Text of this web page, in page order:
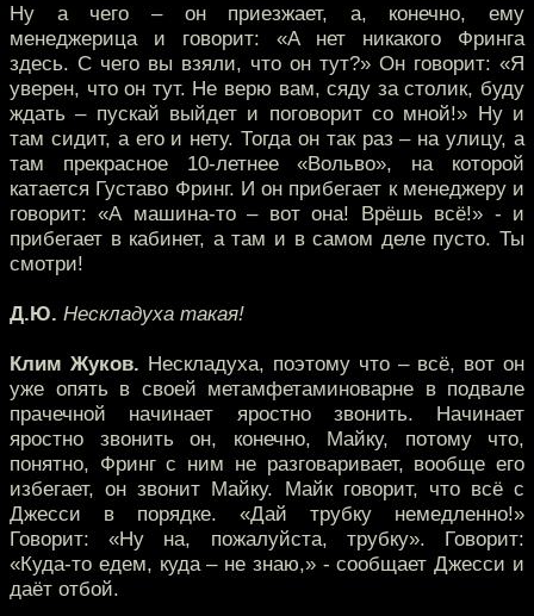
Ну а чего – он приезжает, а, конечно, ему
менеджерица и говорит: «А нет никакого Фринга
здесь. С чего вы взяли, что он тут?» Он говорит: «Я
уверен, что он тут. Не верю вам, сяду за столик, буду
ждать – пускай выйдет и поговорит со мной!» Ну и
там сидит, а его и нету. Тогда он так раз – на улицу, а
там прекрасное 10-летнее «Вольво», на которой
катается Густаво Фринг. И он прибегает к менеджеру и
говорит: «А машина-то – вот она! Врёшь всё!» - и
прибегает в кабинет, а там и в самом деле пусто. Ты
смотри!
Д.Ю. Нескладуха такая!
Клим Жуков. Нескладуха, поэтому что – всё, вот он
уже опять в своей метамфетаминоварне в подвале
прачечной начинает яростно звонить. Начинает
яростно звонить он, конечно, Майку, потому что,
понятно, Фринг с ним не разговаривает, вообще его
избегает, он звонит Майку. Майк говорит, что всё с
Джесси в порядке. «Дай трубку немедленно!»
Говорит: «Ну на, пожалуйста, трубку». Говорит:
«Куда-то едем, куда – не знаю,» - сообщает Джесси и
даёт отбой.